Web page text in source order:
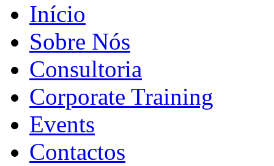
Início
Sobre Nós
Consultoria
Corporate Training
Events
Contactos